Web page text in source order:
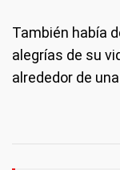
También había
alegrías de su
alrededor de